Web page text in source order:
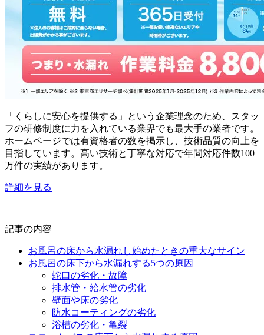
「くらしに安心を提供する」という企業理念のため、スタッ
フの研修制度に力を入れている業界でも最大手の業者です。
ホームページでは有資格者の数を掲示し、技術品質の向上を
目指しています。高い技術と丁寧な対応で年間対応件数100
万件の実績があります。
詳細を見る
記事の内容
お風呂の床から水漏れし始めたときの重大なサイン
お風呂の床下から水漏れする5つの原因
蛇口の劣化・故障
排水管・給水管の劣化
壁面や床の劣化
防水コーティングの劣化
浴槽の劣化・亀裂